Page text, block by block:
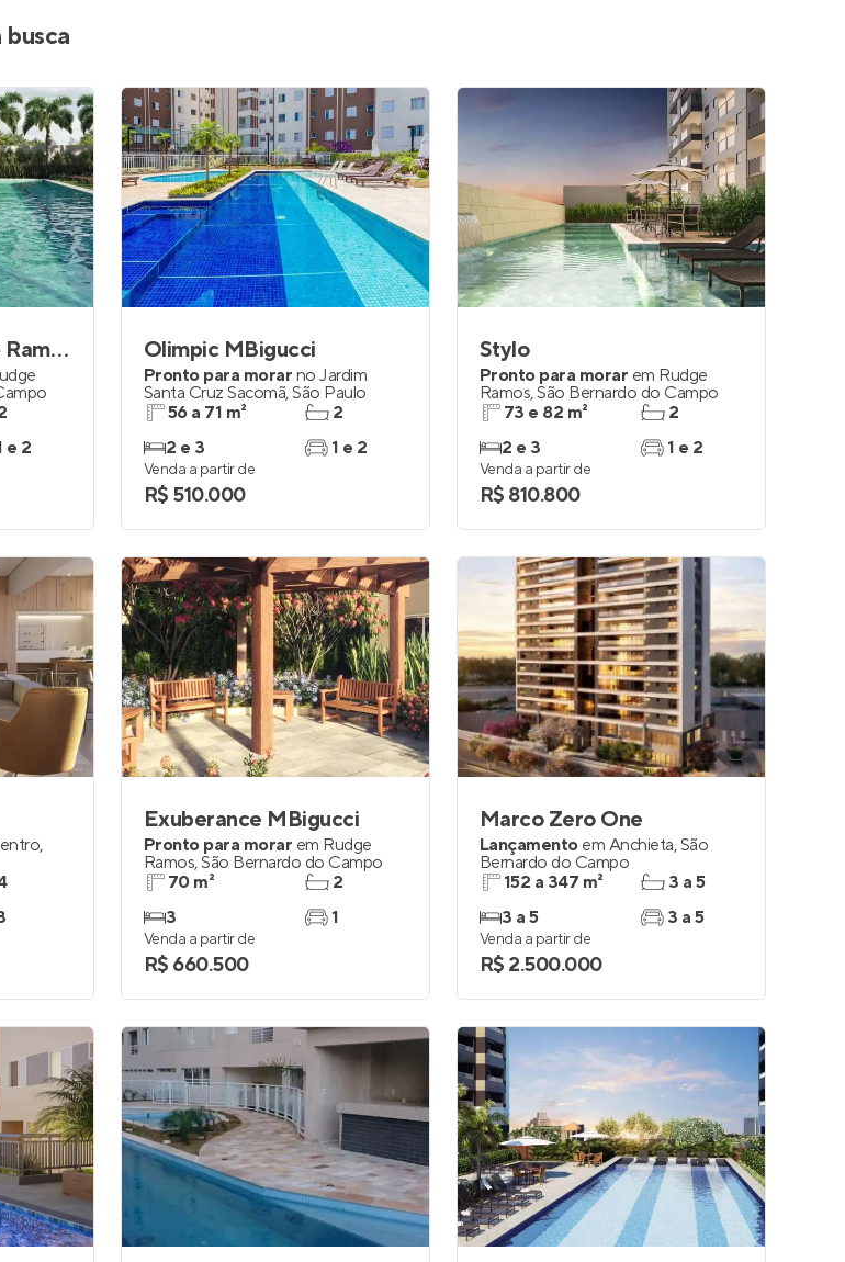
busca
Living Magic Rudge Ramos
e 2
Olimpic MBigucci
Pronto para morar no Jardim
Santa Cruz Sacomã,São Paulo
56 a 71 m²
2 e 3
2
1 e 2
Venda a partir de
R$ 510.000
Stylo
Pronto para morar em Rudge
Ramos,São Bernardo do Campo
73 e 82 m²
2 e 3
2
1 e 2
Venda a partir de
R$ 810.800
,
Exuberance MBigucci
Pronto para morar em Rudge
Ramos,São Bernardo do Campo
70 m²
3
2
1
Venda a partir de
R$ 660.500
Marco Zero One
Lançamento em Anchieta,São
Bernardo do Campo
152 a 347 m²
3 a 5
3 a 5
3 a 5
Venda a partir de
R$ 2.500.000